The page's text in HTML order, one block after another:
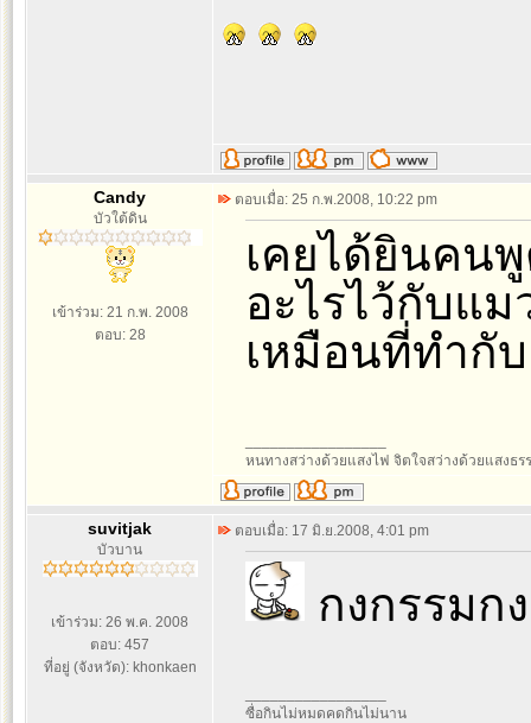
Candy
บัวใต้ดิน
เข้าร่วม: 21 ก.พ. 2008
ตอบ: 28
ตอบเมื่อ: 25 ก.พ.2008, 10:22 pm
เคยได้ยินคน
อะไรไว้กับแ
เหมือนที่ทำกั
หนทางสว่างด้วยแสงไฟ จิตใจสว่างด้วยแสงธร
suvitjak
บัวบาน
เข้าร่วม: 26 พ.ค. 2008
ตอบ: 457
ที่อยู่ (จังหวัด): khonkaen
ตอบเมื่อ: 17 มิ.ย.2008, 4:01 pm
กงกรรมก
ซื่อกินไม่หมดคดกินไม่นาน